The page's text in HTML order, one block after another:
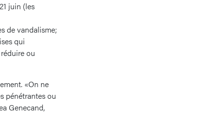
juin (les
de vandalisme;
qui
ou
«On ne
pénétrantes ou
Genecand,